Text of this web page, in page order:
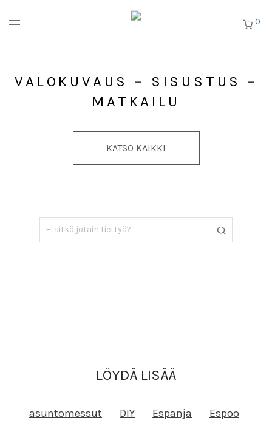
0
VALOKUVAUS – SISUSTUS
–
MATKAILU
KATSO KAIKKI
LÖYDÄ LISÄÄ
asuntomessut DIY Espanja
Espoo